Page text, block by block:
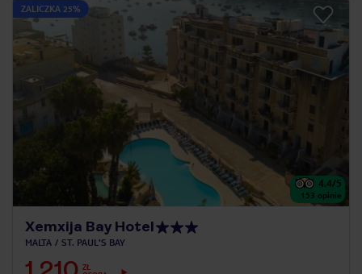
ZALICZKA 25%
4.4/5
153 opinie
Xemxija Bay Hotel
MALTA ST. PAUL'S BAY
ZŁ